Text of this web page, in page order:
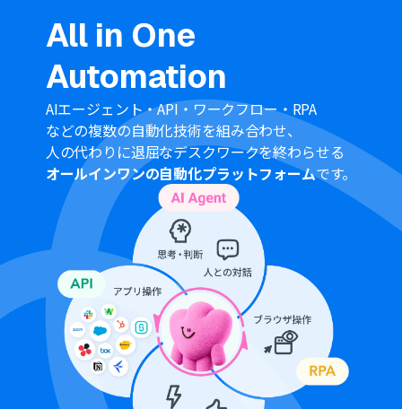
トリガーは5分、10分、15分、30分、60分の間隔で起動
間隔を選択できます。
プランによって最短の起動間隔が異なりますので、ご注意
ください。
All in One
Automation
AIエージェント・API・ワークフロー・RPA
などの複数の自動化技術を組み合わせ、
人の代わりに退屈なデスクワークを終わらせる
オールインワンの自動化プラットフォームです。